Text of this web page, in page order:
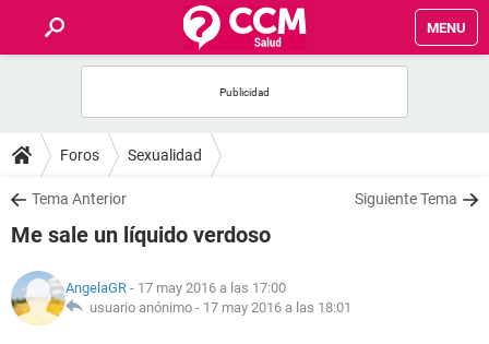
MENU
FOROS
SALUD
NUTRICIÓN
Foros Sexualidad
Tema Anterior Siguiente Tema
Me sale un líquido verdoso
AngelaGR - 17 may 2016 a las 17:00
usuario anónimo - 17 may 2016 a las 18:01